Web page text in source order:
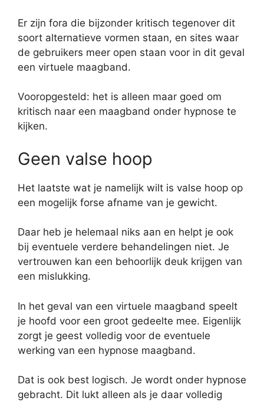
Er zijn fora die bijzonder kritisch tegenover dit
soort alternatieve vormen staan, en sites waar
de gebruikers meer open staan voor in dit geval
een virtuele maagband.
Vooropgesteld: het is alleen maar goed om
kritisch naar een maagband onder hypnose te
kijken.
Geen valse hoop
Het laatste wat je namelijk wilt is valse hoop op
een mogelijk forse afname van je gewicht.
Daar heb je helemaal niks aan en helpt je ook
bij eventuele verdere behandelingen niet. Je
vertrouwen kan een behoorlijk deuk krijgen van
een mislukking.
In het geval van een virtuele maagband speelt
je hoofd voor een groot gedeelte mee. Eigenlijk
zorgt je geest volledig voor de eventuele
werking van een hypnose maagband.
Dat is ook best logisch. Je wordt onder hypnose
gebracht. Dit lukt alleen als je daar volledig